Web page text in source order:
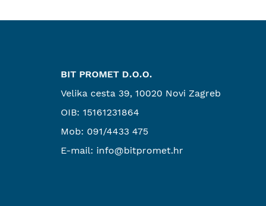
BIT PROMET D.O.O.
Velika cesta 39, 10020 Novi Zagreb
OIB: 15161231864
Mob: 091/4433 475
E-mail: info@bitpromet.hr